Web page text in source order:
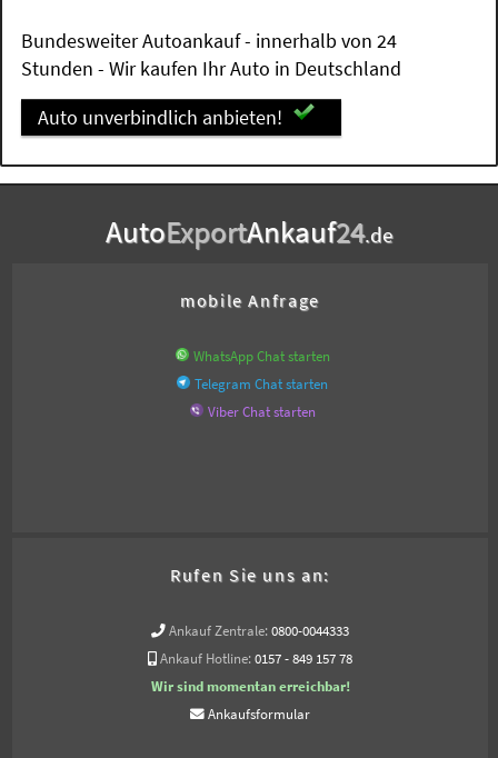
Bundesweiter Autoankauf - innerhalb von 24
Stunden - Wir kaufen Ihr Auto in Deutschland
Auto unverbindlich anbieten!
AutoExportAnkauf24.de
mobile Anfrage
WhatsApp Chat starten
Telegram Chat starten
Viber Chat starten
Rufen Sie uns an:
Ankauf Zentrale: 0800-0044333
Ankauf Hotline: 0157 - 849 157 78
Wir sind momentan erreichbar!
Ankaufsformular